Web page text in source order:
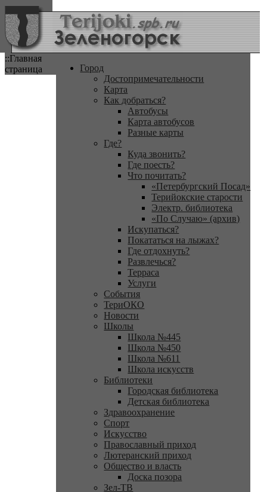
::Главная
страница
Город
Достопримечательности
Карта
Как добраться?
Автобусы
Карта автобусов
Разные карты
Где?
Куда звонить?
Где поесть?
Что почитать?
«Петербургский Посад»
Терийокские старости
Электр. библиотека
«По Случаю» (архив)
Искупаться?
Покататься на лыжах?
Где отдохнуть?
Развлечься?
Терраса
Услуги
События
ТериОКО
Новости
Школы
Школа №445
Школа №450
Школа №611
Школа искусств
Библиотеки
Городская библиотека
Детская библиотека
Здравоохранение
Спорт
Искусство
Православный приход
Лютеранский приход
Общество и власть
Доска позора
Зел-ТВ